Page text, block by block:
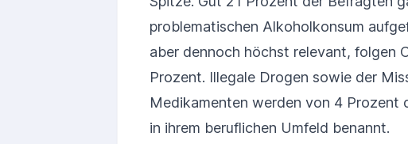
problematischen Alkoholkonsum
aber dennoch höchst relevant, folgen
Prozent. Illegale Drogen sowie der
Medikamenten werden von 4 Prozent
in ihrem beruflichen Umfeld benannt.